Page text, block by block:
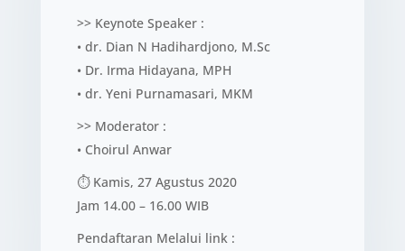
>> Keynote Speaker :
• dr. Dian N Hadihardjono, M.Sc
• Dr. Irma Hidayana, MPH
• dr. Yeni Purnamasari, MKM
>> Moderator :
• Choirul Anwar
⏱ Kamis, 27 Agustus 2020
Jam 14.00 – 16.00 WIB
Pendaftaran Melalui link :